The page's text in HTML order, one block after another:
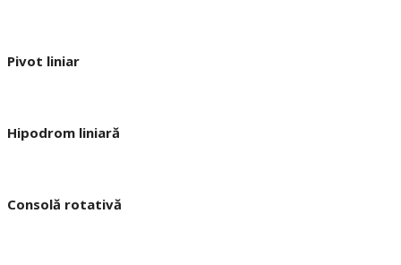
Pivot liniar
Hipodrom liniară
Consolă rotativă